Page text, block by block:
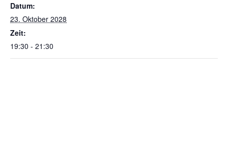
Datum:
23. Oktober 2028
Zeit:
19:30 - 21:30